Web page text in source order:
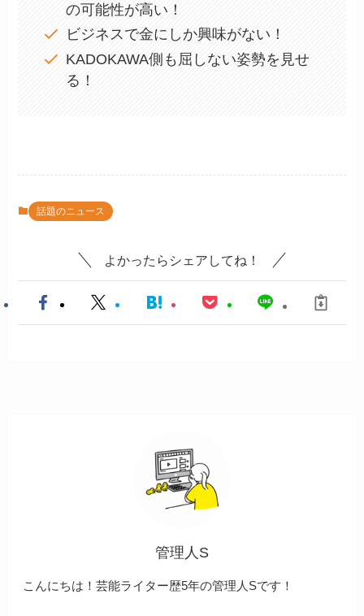
の可能性が高い！
ビジネスで金にしか興味がない！
KADOKAWA側も屈しない姿勢を見せ
る！
話題のニュース
よかったらシェアしてね！
管理人S
こんにちは！芸能ライター歴5年の管理人Sです！